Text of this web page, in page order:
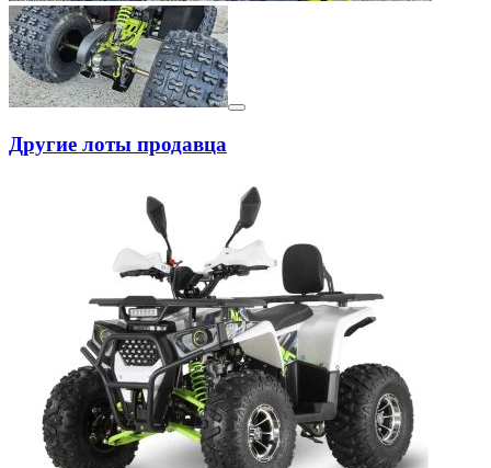
Другие лоты продавца